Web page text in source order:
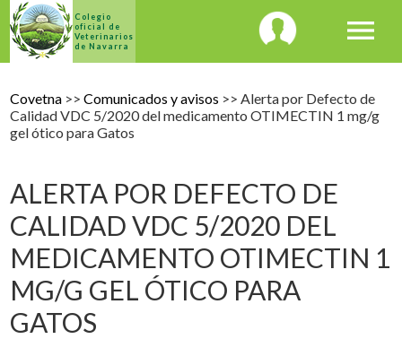
Colegio
oficial de
Veterinarios
de Navarra
menu
Covetna >>Comunicados y avisos >> Alerta por Defecto de
Calidad VDC 5/2020 del medicamento OTIMECTIN 1 mg/g
gel ótico para Gatos
ALERTA POR DEFECTO DE
CALIDAD VDC 5/2020 DEL
MEDICAMENTO OTIMECTIN 1
MG/G GEL ÓTICO PARA
GATOS